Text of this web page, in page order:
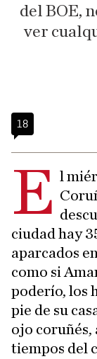
del BOE,
ver
18
E l
ciudad hay
aparcados
como si
poderío, los
pie de su
ojo coruñés,
tiempos del